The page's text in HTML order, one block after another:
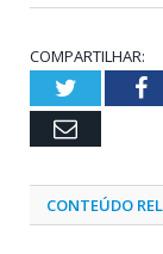
COMPARTILHAR:
Twitter
Email
CONTEÚDO